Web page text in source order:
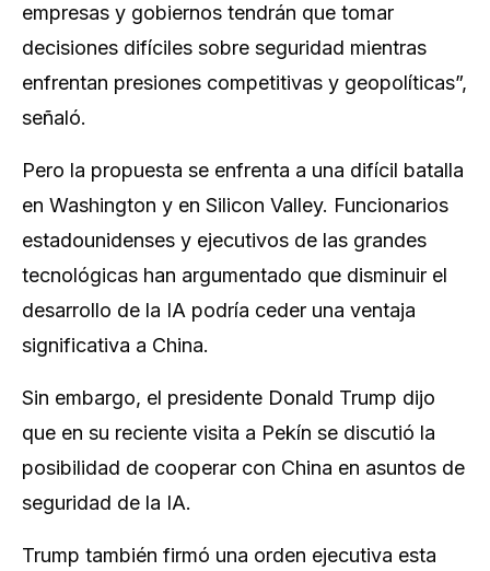
empresas y gobiernos tendrán que tomar
decisiones difíciles sobre seguridad mientras
enfrentan presiones competitivas y geopolíticas”,
señaló.
Pero la propuesta se enfrenta a una difícil batalla
en Washington y en Silicon Valley. Funcionarios
estadounidenses y ejecutivos de las grandes
tecnológicas han argumentado que disminuir el
desarrollo de la IA podría ceder una ventaja
significativa a China.
Sin embargo, el presidente Donald Trump dijo
que en su reciente visita a Pekín se discutió la
posibilidad de cooperar con China en asuntos de
seguridad de la IA.
Trump también firmó una orden ejecutiva esta